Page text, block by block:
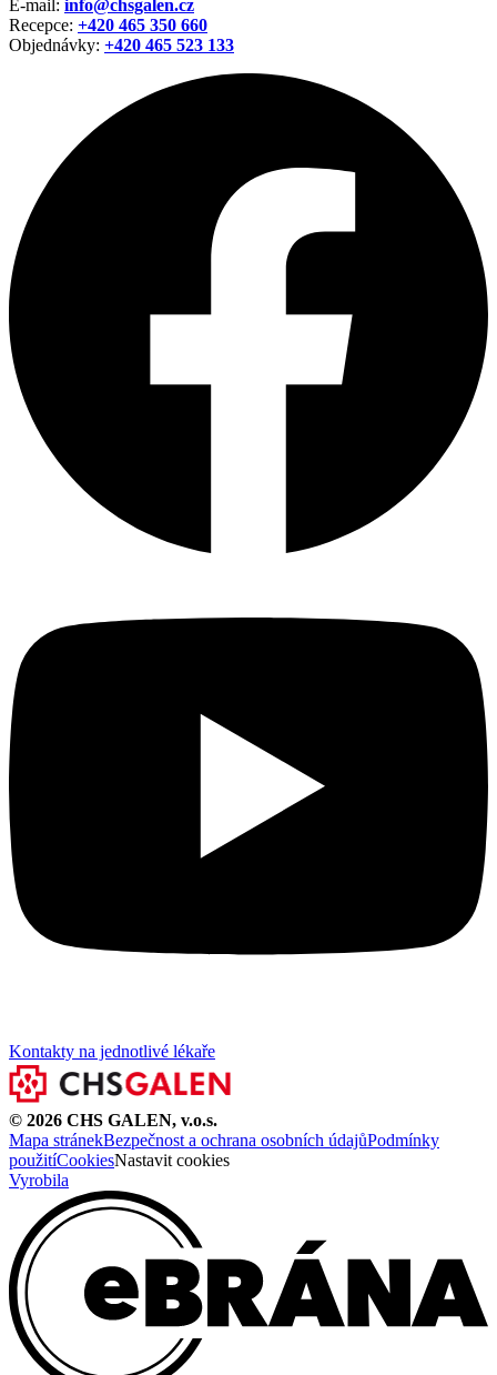
E-mail: info@chsgalen.cz
Recepce: +420 465 350 660
Objednávky: +420 465 523 133
Kontakty na jednotlivé lékaře
© 2026 CHS GALEN, v.o.s.
Mapa stránekBezpečnost a ochrana osobních údajůPodmínky
použitíCookiesNastavit cookies
Vyrobila